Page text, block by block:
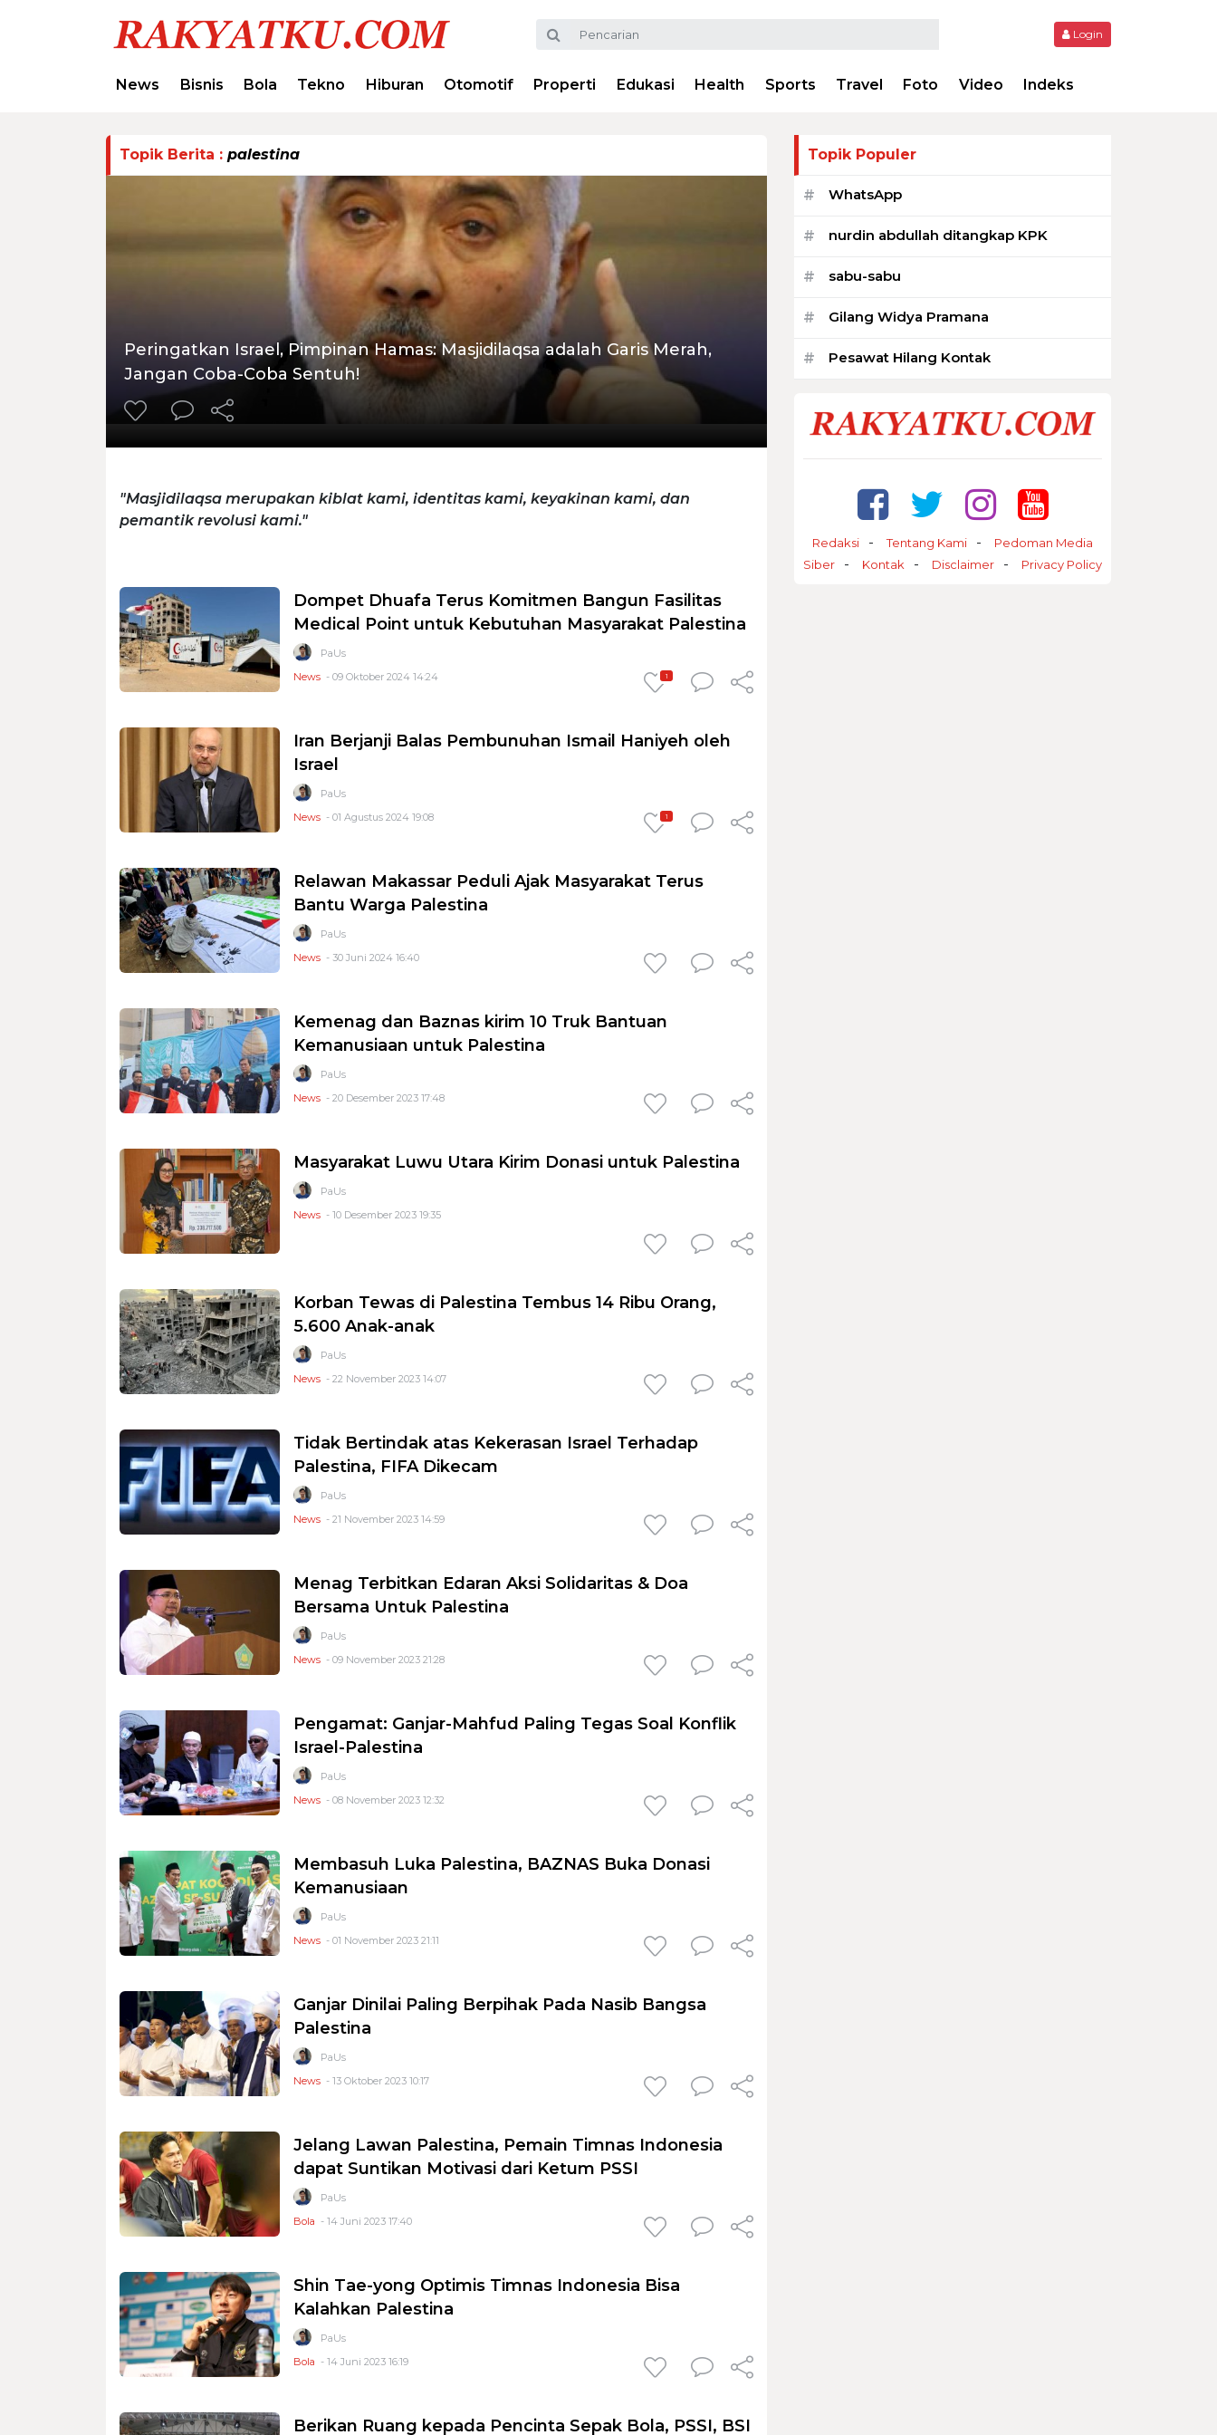
Login
News Bisnis Bola Tekno Hiburan Otomotif Properti Edukasi Health Sports Travel Foto Video Indeks
Topik Berita : palestina
Peringatkan Israel, Pimpinan Hamas: Masjidilaqsa adalah Garis Merah,
Jangan Coba-Coba Sentuh!
"Masjidilaqsa merupakan kiblat kami, identitas kami, keyakinan kami, dan
pemantik revolusi kami."
Dompet Dhuafa Terus Komitmen Bangun Fasilitas
Medical Point untuk Kebutuhan Masyarakat Palestina
PaUs
News - 09 Oktober 2024 14:24 1
Iran Berjanji Balas Pembunuhan Ismail Haniyeh oleh
Israel
PaUs
News - 01 Agustus 2024 19:08 1
Relawan Makassar Peduli Ajak Masyarakat Terus
Bantu Warga Palestina
PaUs
News - 30 Juni 2024 16:40
Kemenag dan Baznas kirim 10 Truk Bantuan
Kemanusiaan untuk Palestina
PaUs
News - 20 Desember 2023 17:48
Masyarakat Luwu Utara Kirim Donasi untuk Palestina
PaUs
News - 10 Desember 2023 19:35
Korban Tewas di Palestina Tembus 14 Ribu Orang,
5.600 Anak-anak
PaUs
News - 22 November 2023 14:07
Tidak Bertindak atas Kekerasan Israel Terhadap
Palestina, FIFA Dikecam
PaUs
News - 21 November 2023 14:59
Menag Terbitkan Edaran Aksi Solidaritas & Doa
Bersama Untuk Palestina
PaUs
News - 09 November 2023 21:28
Pengamat: Ganjar-Mahfud Paling Tegas Soal Konflik
Israel-Palestina
PaUs
News - 08 November 2023 12:32
Membasuh Luka Palestina, BAZNAS Buka Donasi
Kemanusiaan
PaUs
News - 01 November 2023 21:11
Ganjar Dinilai Paling Berpihak Pada Nasib Bangsa
Palestina
PaUs
News - 13 Oktober 2023 10:17
Jelang Lawan Palestina, Pemain Timnas Indonesia
dapat Suntikan Motivasi dari Ketum PSSI
PaUs
Bola - 14 Juni 2023 17:40
Shin Tae-yong Optimis Timnas Indonesia Bisa
Kalahkan Palestina
PaUs
Bola - 14 Juni 2023 16:19
Berikan Ruang kepada Pencinta Sepak Bola, PSSI, BSI
Topik Populer
# WhatsApp
# nurdin abdullah ditangkap KPK
# sabu-sabu
# Gilang Widya Pramana
# Pesawat Hilang Kontak
Redaksi Tentang Kami
Pedoman Media
Siber
Kontak Disclaimer Privacy Policy